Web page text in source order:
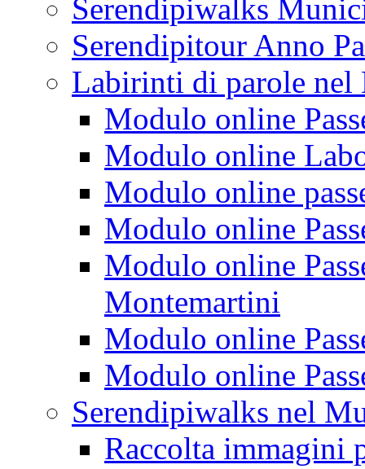
Serendipiwalks
Serendipitour Anno
Labirinti di parole
Modulo online
Modulo online
Modulo online
Modulo online
Modulo online
Montemartini
Modulo online
Modulo online
Serendipiwalks nel
Raccolta immagini